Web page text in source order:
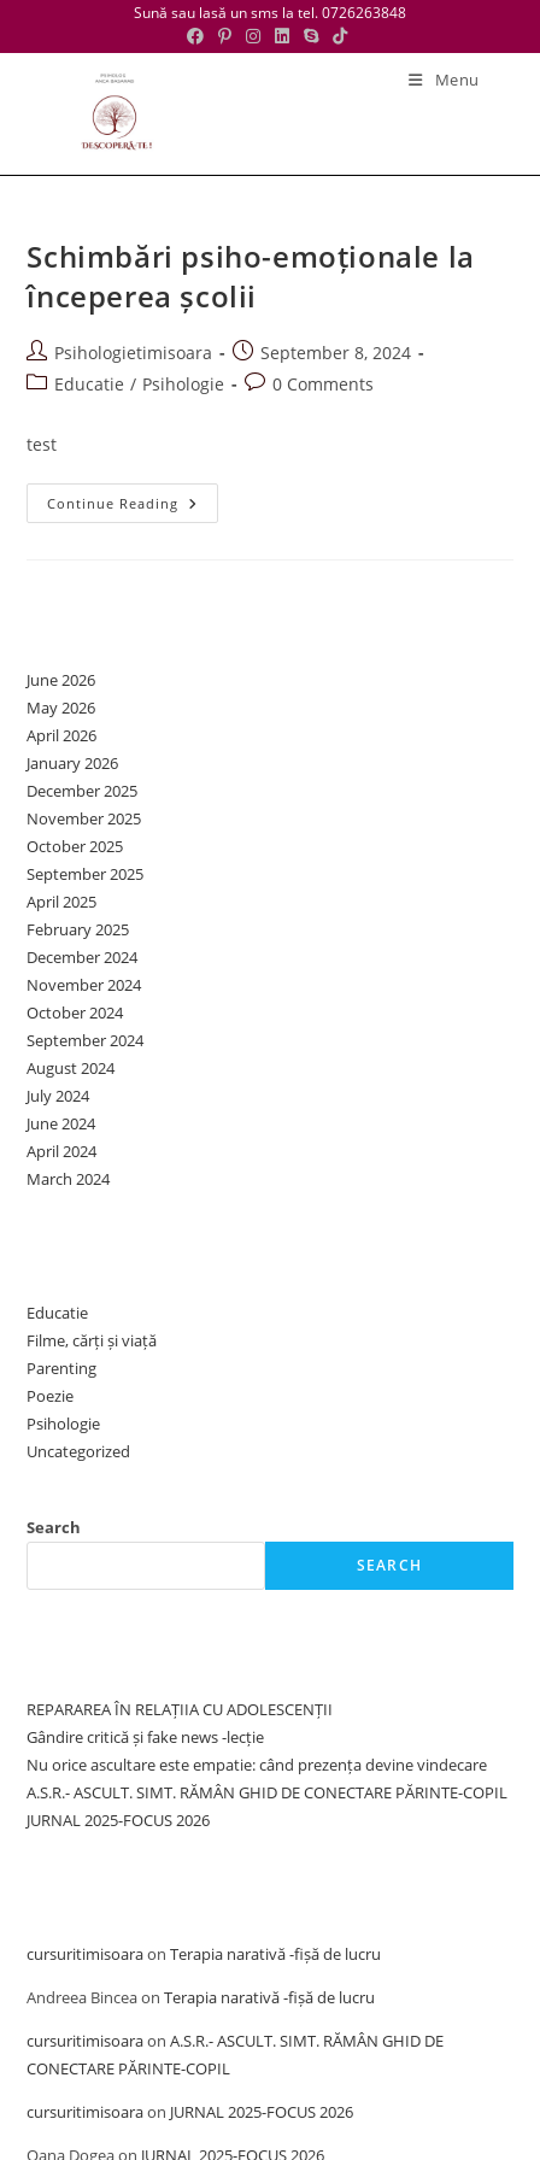
Sună sau lasă un sms la tel. 0726263848
Menu
Schimbări psiho-emoționale la
începerea școlii
Post
author:
Psihologietimisoara
Post
published:
September 8, 2024
PostEducatie / Psihologie
Post0 Comments
test
Continue Reading Schimbări
Psiho-
June 2026
May 2026
April 2026
January 2026
December 2025
November 2025
October 2025
September 2025
April 2025
February 2025
December 2024
November 2024
October 2024
September 2024
August 2024
July 2024
June 2024
April 2024
March 2024
Educatie
Filme, cărți și viață
Parenting
Poezie
Psihologie
Uncategorized
Search
SEARCH
REPARAREA ÎN RELAȚIIA CU ADOLESCENȚII
Gândire critică și fake news -lecție
Nu orice ascultare este empatie: când prezența devine vindecare
A.S.R.- ASCULT. SIMT. RĂMÂN GHID DE CONECTARE PĂRINTE-COPIL
JURNAL 2025-FOCUS 2026
cursuritimisoaraonTerapia narativă -fișă de lucru
Andreea BinceaonTerapia narativă -fișă de lucru
cursuritimisoaraonA.S.R.- ASCULT. SIMT. RĂMÂN GHID DE
CONECTARE PĂRINTE-COPIL
cursuritimisoaraon JURNAL 2025-FOCUS 2026
Oana Dogeaon JURNAL 2025-FOCUS 2026